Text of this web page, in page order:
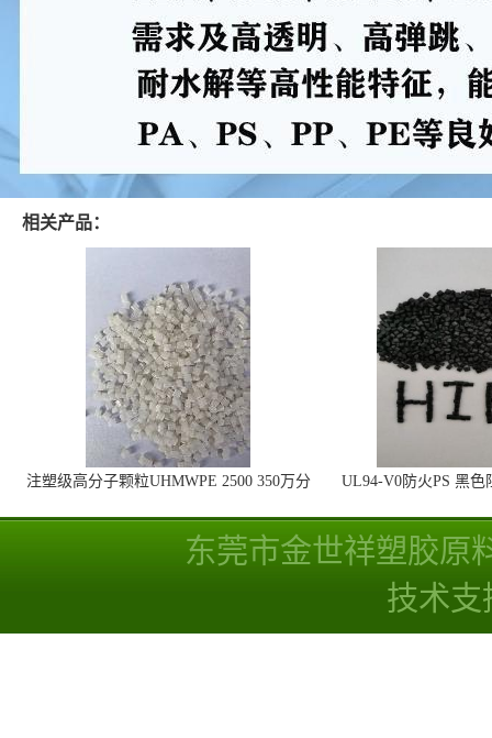
相关产品：
注塑级高分子颗粒UHMWPE 2500 350万分
UL94-V0防火PS 黑
东莞市金世祥塑胶原
技术